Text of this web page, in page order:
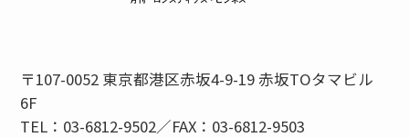
〒107-0052 東京都港区赤坂4-9-19 赤坂TOタマビル
6F
TEL：03-6812-9502／FAX：03-6812-9503